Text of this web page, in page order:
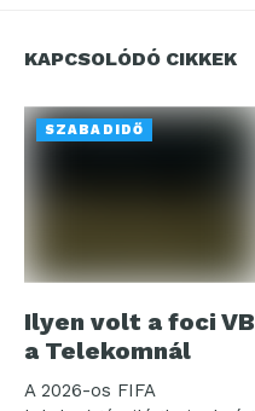
KAPCSOLÓDÓ CIKKEK
SZABADIDŐ
Ilyen volt a foci VB
a Telekomnál
A 2026-os FIFA